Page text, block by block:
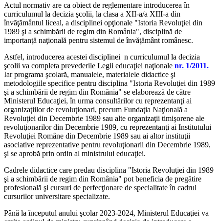
Actul normativ are ca obiect de reglementare introducerea în
curriculumul la decizia şcolii, la clasa a XII-a/a XIII-a din
învăţământul liceal, a disciplinei opţionale "Istoria Revoluţiei din
1989 şi a schimbării de regim din România", disciplină de
importanţă naţională pentru sistemul de învăţământ românesc.
Astfel, introducerea acestei disciplinei n curriculumul la decizia
şcolii va completa prevederile Legii educaţiei naţionale nr. 1/2011.
Iar programa şcolară, manualele, materialele didactice şi
metodologiile specifice pentru disciplina "Istoria Revoluţiei din 1989
şi a schimbării de regim din România" se elaborează de către
Ministerul Educaţiei, în urma consultărilor cu reprezentanţi ai
organizaţiilor de revoluţionari, precum Fundaţia Naţională a
Revoluţiei din Decembrie 1989 sau alte organizaţii timişorene ale
revoluţionarilor din Decembrie 1989, cu reprezentanţi ai Institutului
Revoluţiei Române din Decembrie 1989 sau ai altor instituţii
asociative reprezentative pentru revoluţionarii din Decembrie 1989,
şi se aprobă prin ordin al ministrului educaţiei.
Cadrele didactice care predau disciplina "Istoria Revoluţiei din 1989
şi a schimbării de regim din România" pot beneficia de pregătire
profesională şi cursuri de perfecţionare de specialitate în cadrul
cursurilor universitare specializate.
Până la începutul anului şcolar 2023-2024, Ministerul Educaţiei va